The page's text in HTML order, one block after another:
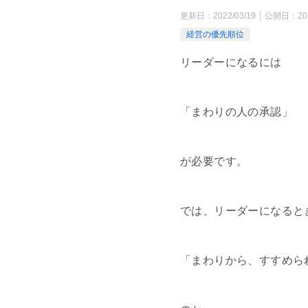
更新日： 2022/03/19 公開日：
経営の優先順位
リーダーになるには
「まわりの人の承認」
が必要です。
では、リーダーになると
「まわりから、すすめ